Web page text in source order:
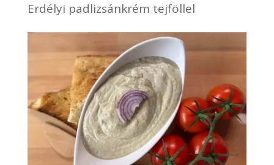
Erdélyi padlizsánkrém tejföllel